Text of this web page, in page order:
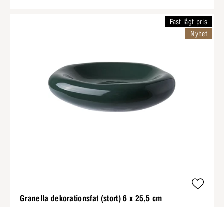
Granella dekorationsfat (stort) 6 x 25,5 cm
Fast lågt pris
Nyhet